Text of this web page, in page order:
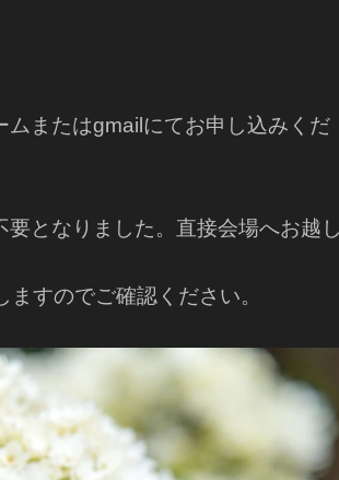
たはgmailにてお申し込みくだ
となりました。直接会場へお越し
すのでご確認ください。